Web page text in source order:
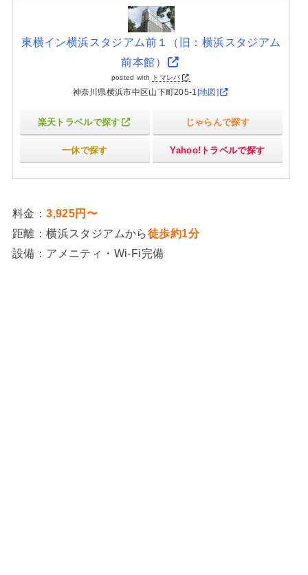
東横イン横浜スタジアム前１（旧：横浜スタジアム
前本館）
posted with トマレバ
神奈川県横浜市中区山下町205-1 [地図]
楽天トラベルで探す じゃらんで探す
一休で探す Yahoo!トラベルで探す
料金：3,925円〜
距離：横浜スタジアムから徒歩約1分
設備：アメニティ・Wi-Fi完備